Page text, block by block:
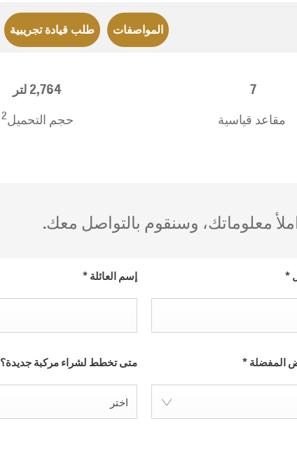
طلب قيادة تجريبية المواصفات
​7
مقاعد قياسية
​2,764 لتر
حجم التحميل2
معلوماتك، وسنقوم بالتواصل معك.
* إسم العائلة*
المفضلة* متى تخطط لشراء مركبة جديدة؟
اختر